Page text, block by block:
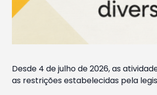
Desde 4 de julho de 2026, as
as restrições estabelecidas pela